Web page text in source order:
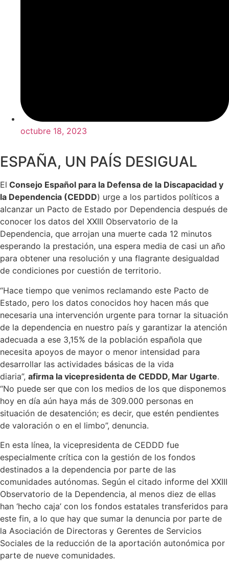
octubre 18, 2023
ESPAÑA, UN PAÍS DESIGUAL
El Consejo Español para la Defensa de la Discapacidad y
la Dependencia (CEDDD) urge a los partidos políticos a
alcanzar un Pacto de Estado por Dependencia después de
conocer los datos del XXIII Observatorio de la
Dependencia, que arrojan una muerte cada 12 minutos
esperando la prestación, una espera media de casi un año
para obtener una resolución y una flagrante desigualdad
de condiciones por cuestión de territorio.
“Hace tiempo que venimos reclamando este Pacto de
Estado, pero los datos conocidos hoy hacen más que
necesaria una intervención urgente para tornar la situación
de la dependencia en nuestro país y garantizar la atención
adecuada a ese 3,15% de la población española que
necesita apoyos de mayor o menor intensidad para
desarrollar las actividades básicas de la vida
diaria”, afirma la vicepresidenta de CEDDD, Mar Ugarte.
“No puede ser que con los medios de los que disponemos
hoy en día aún haya más de 309.000 personas en
situación de desatención; es decir, que estén pendientes
de valoración o en el limbo”, denuncia.
En esta línea, la vicepresidenta de CEDDD fue
especialmente crítica con la gestión de los fondos
destinados a la dependencia por parte de las
comunidades autónomas. Según el citado informe del XXIII
Observatorio de la Dependencia, al menos diez de ellas
han ‘hecho caja’ con los fondos estatales transferidos para
este fin, a lo que hay que sumar la denuncia por parte de
la Asociación de Directoras y Gerentes de Servicios
Sociales de la reducción de la aportación autonómica por
parte de nueve comunidades.